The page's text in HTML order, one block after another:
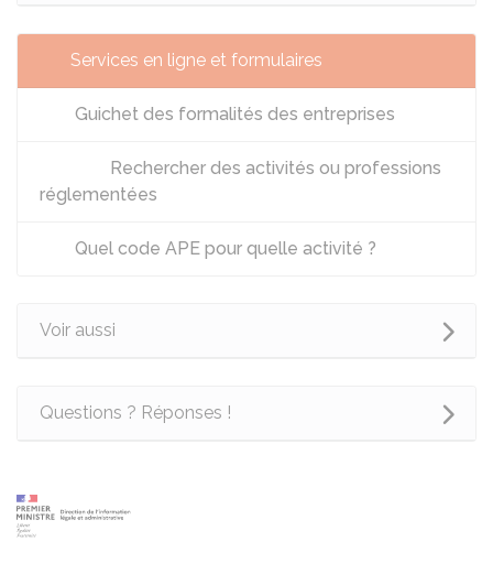
Services en ligne et formulaires
Guichet des formalités des entreprises
Rechercher des activités ou professions
réglementées
Quel code APE pour quelle activité ?
Voir aussi
Questions ? Réponses !